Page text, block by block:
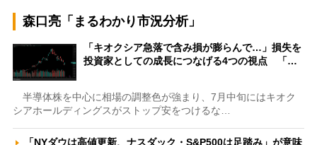
森口亮「まるわかり市況分析」
「キオクシア急落で含み損が膨らんで…」損失を
投資家としての成長につなげる4つの視点 「…
半導体株を中心に相場の調整色が強まり、7月中旬にはキオク
シアホールディングスがストップ安をつけるな…
「NYダウは高値更新、ナスダック・S&P500は足踏み」が意味